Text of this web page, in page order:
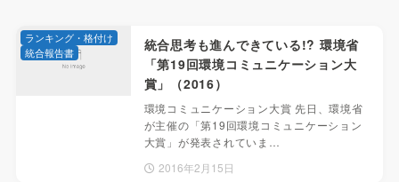
統合思考も進んできている!? 環境省
「第19回環境コミュニケーション大
賞」（2016）
環境コミュニケーション大賞 先日、環境省
が主催の「第19回環境コミュニケーション
大賞」が発表されていま…
2016年2月15日
ランキング・格付け
統合報告書